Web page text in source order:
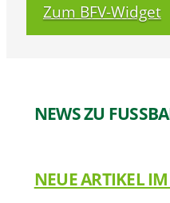
Zum BFV-Widget
NEWS ZU
NEUE ARTIKEL